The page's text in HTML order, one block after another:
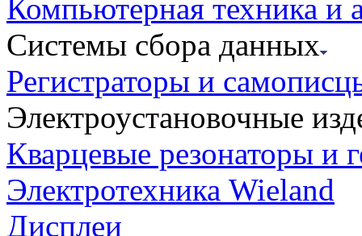
Компьютерная техника и
Системы сбора данных
Регистраторы и
Электроустановочные
Кварцевые резонаторы и
Электротехника Wieland
Дисплеи